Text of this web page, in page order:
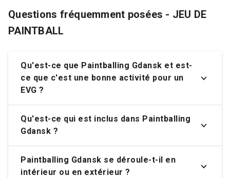
Questions fréquemment posées - JEU DE
PAINTBALL
Qu'est-ce que Paintballing Gdansk et est-
ce que c'est une bonne activité pour un
EVG ?
Qu'est-ce qui est inclus dans Paintballing
Gdansk ?
Paintballing Gdansk se déroule-t-il en
intérieur ou en extérieur ?